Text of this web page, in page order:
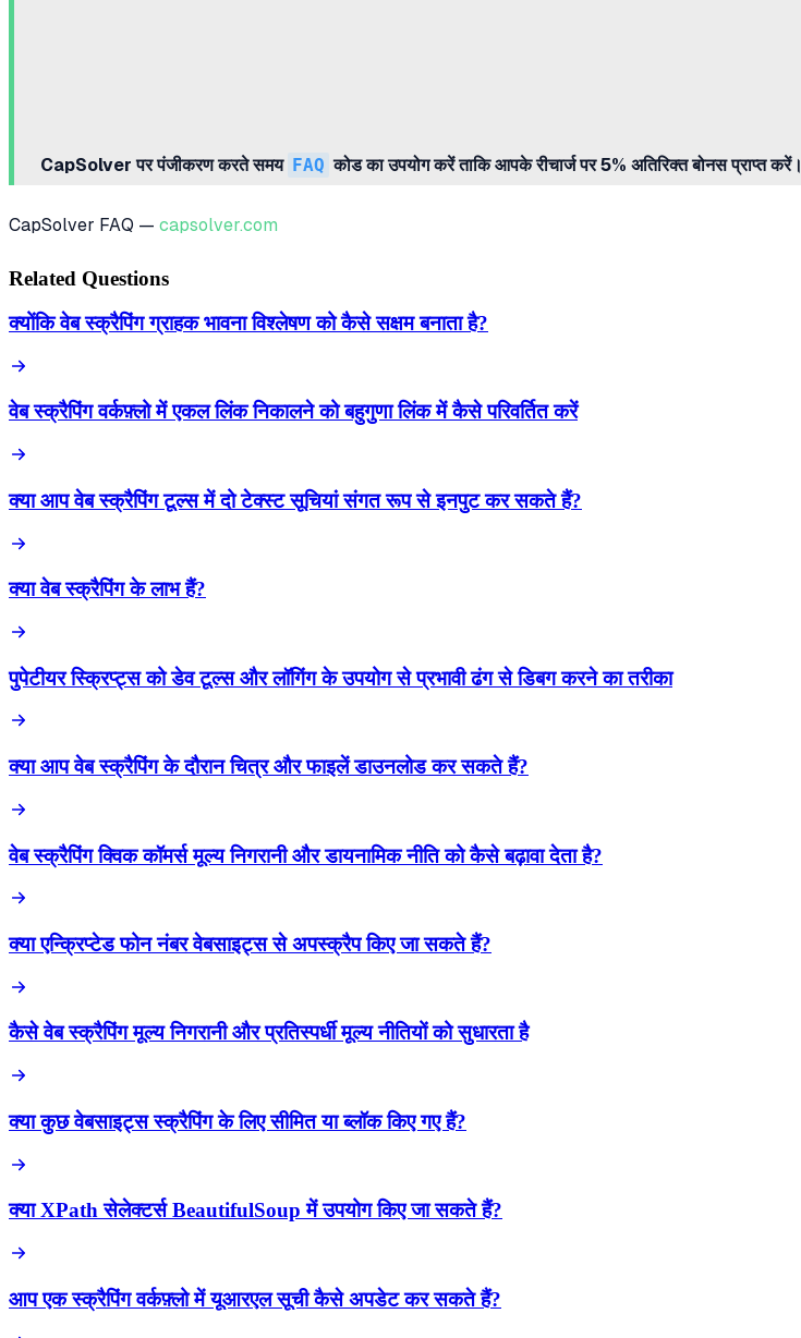
CapSolver पर पंजीकरण करते समय FAQ कोड का उपयोग करें ताकि आपके रीचार्ज पर 5% अतिरिक्त बोनस प्राप्त करें।
CapSolver FAQ — capsolver.com
Related Questions
क्योंकि वेब स्क्रैपिंग ग्राहक भावना विश्लेषण को कैसे सक्षम बनाता है?
वेब स्क्रैपिंग वर्कफ़्लो में एकल लिंक निकालने को बहुगुणा लिंक में कैसे परिवर्तित करें
क्या आप वेब स्क्रैपिंग टूल्स में दो टेक्स्ट सूचियां संगत रूप से इनपुट कर सकते हैं?
क्या वेब स्क्रैपिंग के लाभ हैं?
पुपेटीयर स्क्रिप्ट्स को डेव टूल्स और लॉगिंग के उपयोग से प्रभावी ढंग से डिबग करने का तरीका
क्या आप वेब स्क्रैपिंग के दौरान चित्र और फाइलें डाउनलोड कर सकते हैं?
वेब स्क्रैपिंग क्विक कॉमर्स मूल्य निगरानी और डायनामिक नीति को कैसे बढ़ावा देता है?
क्या एन्क्रिप्टेड फोन नंबर वेबसाइट्स से अपस्क्रैप किए जा सकते हैं?
कैसे वेब स्क्रैपिंग मूल्य निगरानी और प्रतिस्पर्धी मूल्य नीतियों को सुधारता है
क्या कुछ वेबसाइट्स स्क्रैपिंग के लिए सीमित या ब्लॉक किए गए हैं?
क्या XPath सेलेक्टर्स BeautifulSoup में उपयोग किए जा सकते हैं?
आप एक स्क्रैपिंग वर्कफ़्लो में यूआरएल सूची कैसे अपडेट कर सकते हैं?